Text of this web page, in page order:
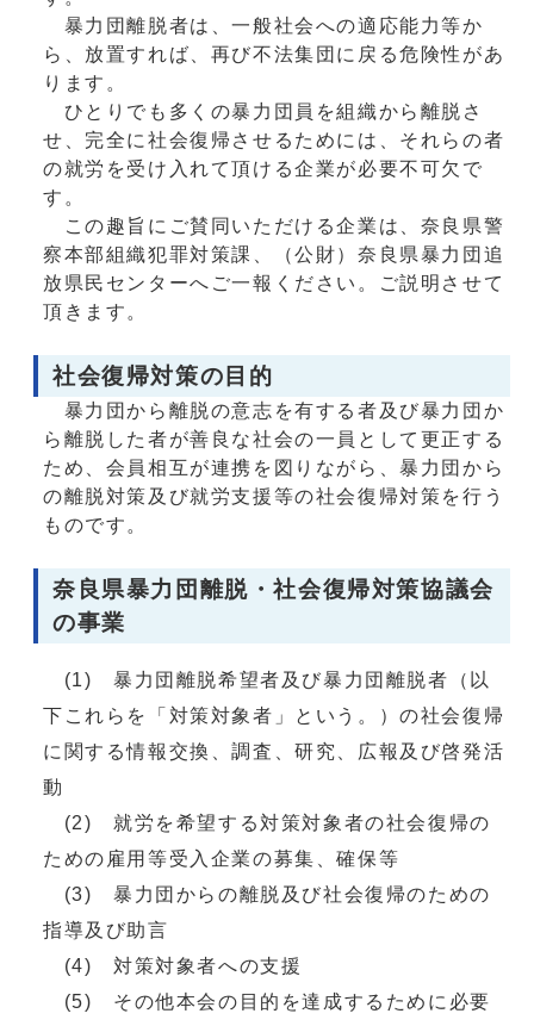
暴力団離脱者は、一般社会への適応能力等か
ら、放置すれば、再び不法集団に戻る危険性があ
ります。
ひとりでも多くの暴力団員を組織から離脱さ
せ、完全に社会復帰させるためには、それらの者
の就労を受け入れて頂ける企業が必要不可欠で
す。
この趣旨にご賛同いただける企業は、奈良県警
察本部組織犯罪対策課、（公財）奈良県暴力団追
放県民センターへご一報ください。ご説明させて
頂きます。
社会復帰対策の目的
暴力団から離脱の意志を有する者及び暴力団か
ら離脱した者が善良な社会の一員として更正する
ため、会員相互が連携を図りながら、暴力団から
の離脱対策及び就労支援等の社会復帰対策を行う
ものです。
奈良県暴力団離脱・社会復帰対策協議会
の事業
(1) 暴力団離脱希望者及び暴力団離脱者（以
下これらを「対策対象者」という。）の社会復帰
に関する情報交換、調査、研究、広報及び啓発活
動
(2) 就労を希望する対策対象者の社会復帰の
ための雇用等受入企業の募集、確保等
(3) 暴力団からの離脱及び社会復帰のための
指導及び助言
(4) 対策対象者への支援
(5) その他本会の目的を達成するために必要